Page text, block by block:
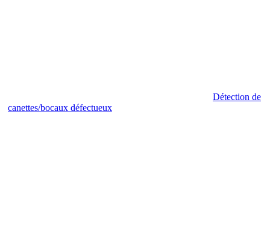
Détection de
canettes/bocaux défectueux